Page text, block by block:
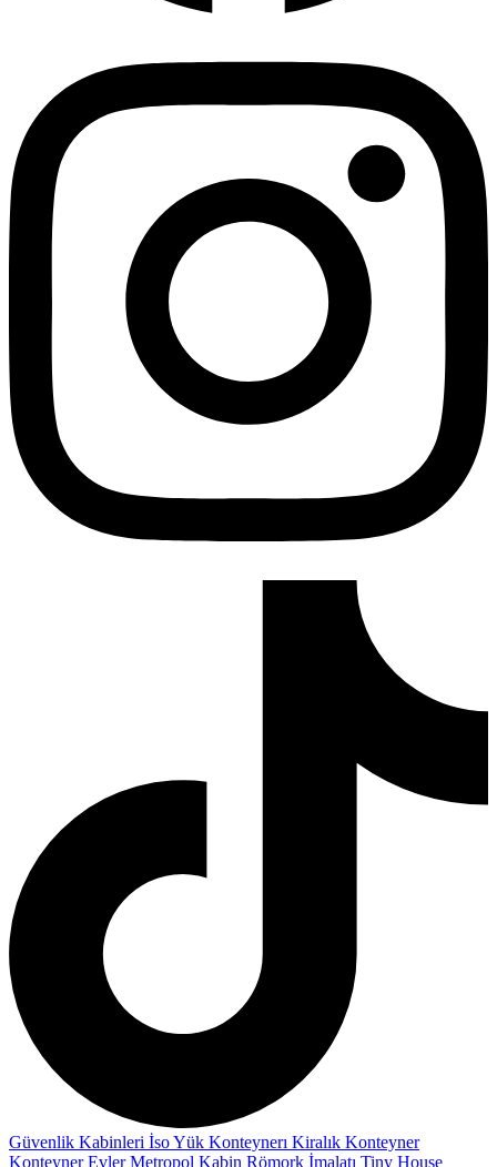
Güvenlik Kabinleri İso Yük Konteynerı Kiralık Konteyner
Konteyner EvlerMetropol Kabin Römork İmalatı Tiny House